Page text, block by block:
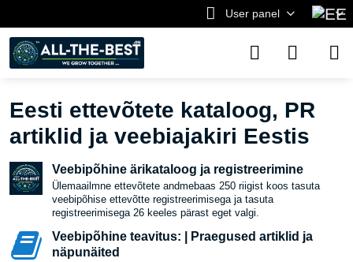
User panel
Eesti ettevõtete kataloog, PR
artiklid ja veebiajakiri Eestis
Veebipõhine ärikataloog ja registreerimine
Ülemaailmne ettevõtete andmebaas 250 riigist koos tasuta
veebipõhise ettevõtte registreerimisega ja tasuta
registreerimisega 26 keeles pärast eget valgi.
Veebipõhine teavitus: | Praegused artiklid ja
näpunäited